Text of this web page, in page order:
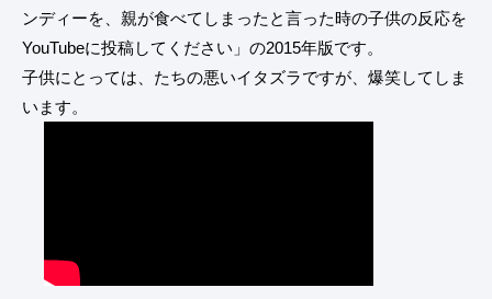
ンディーを、親が食べてしまったと言った時の子供の反応を
YouTubeに投稿してください」の2015年版です。
子供にとっては、たちの悪いイタズラですが、爆笑してしま
います。